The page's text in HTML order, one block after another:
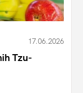
17.06.2026
Tzu-